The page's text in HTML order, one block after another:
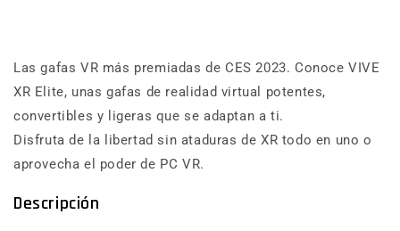
Las gafas VR más premiadas de CES 2023. Conoce VIVE
XR Elite, unas gafas de realidad virtual potentes,
convertibles y ligeras que se adaptan a ti.
Disfruta de la libertad sin ataduras de XR todo en uno o
aprovecha el poder de PC VR.
Descripción